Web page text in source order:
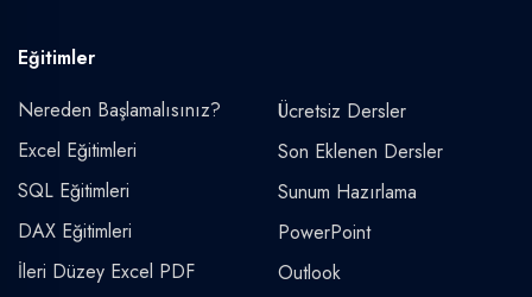
Eğitimler
Nereden Başlamalısınız?
Excel Eğitimleri
SQL Eğitimleri
DAX Eğitimleri
İleri Düzey Excel PDF
Ücretsiz Dersler
Son Eklenen Dersler
Sunum Hazırlama
PowerPoint
Outlook